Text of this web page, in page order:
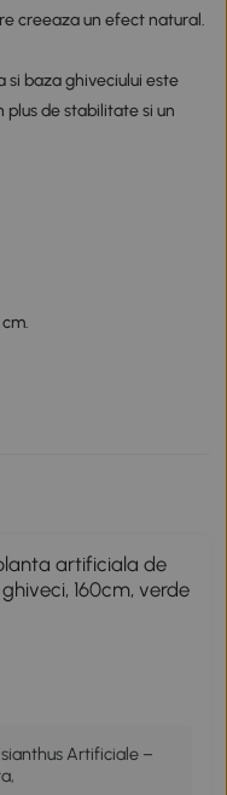
creeaza un efect natural.
si baza ghiveciului este
de stabilitate si un
artificiala de
160cm, verde
Artificiale –